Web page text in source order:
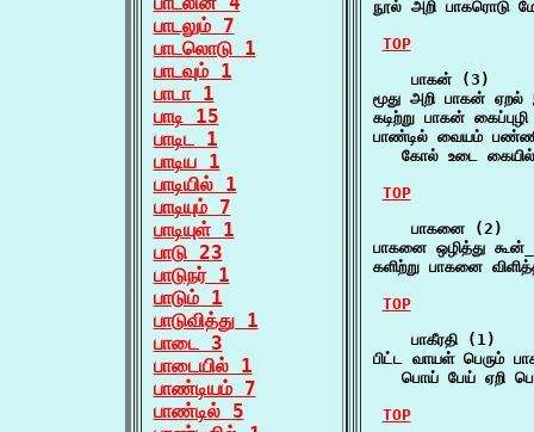
பாடலும் 7
பாடலொடு 1
பாடவும் 1
பாடா 1
பாடி 15
பாடிட 1
பாடிய 1
பாடியில் 1
பாடியும் 7
பாடியுள் 1
பாடு 23
பாடுநர் 1
பாடும் 1
பாடுவித்து 1
பாடை 3
பாடையில் 1
பாண்டியம் 7
பாண்டில் 5
நூல் அறி பாகரொடு
TOP
    பாகன் (3)
மூது அறி பாகன்
கடிற்று பாகன்
பாண்டில் வையம்
கோல் உடை
TOP
    பாகனை (2)
பாகனை ஒழித்து
களிற்று பாகனை
TOP
    பாகீரதி (1)
பிட்ட வாயள் பெரும்
பொய் பேய் ஏறி
TOP